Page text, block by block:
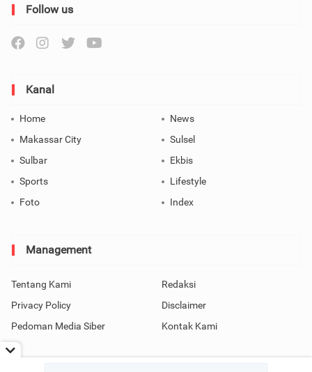
Follow us
Kanal
Home
News
Makassar City
Sulsel
Sulbar
Ekbis
Sports
Lifestyle
Foto
Index
Management
Tentang Kami
Redaksi
Privacy Policy
Disclaimer
Pedoman Media Siber
Kontak Kami